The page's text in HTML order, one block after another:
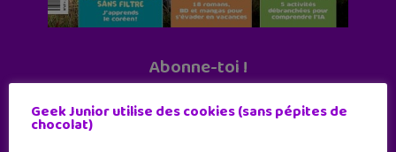
Abonne-toi !
Geek Junior utilise des cookies (sans pépites de
chocolat)